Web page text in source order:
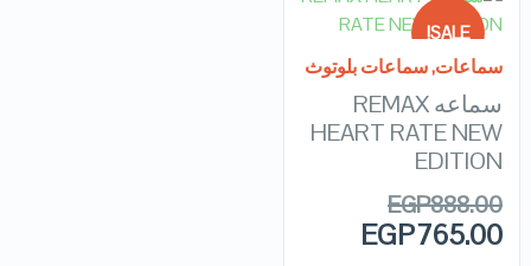
SALE!
OUT OF
STOCK
QUICK LOOK
VIEW DETAILS
READ MORE
سماعات,سماعات بلوتوث
سماعه REMAX
HEART RATE NEW
EDITION
EGP888.00
EGP765.00